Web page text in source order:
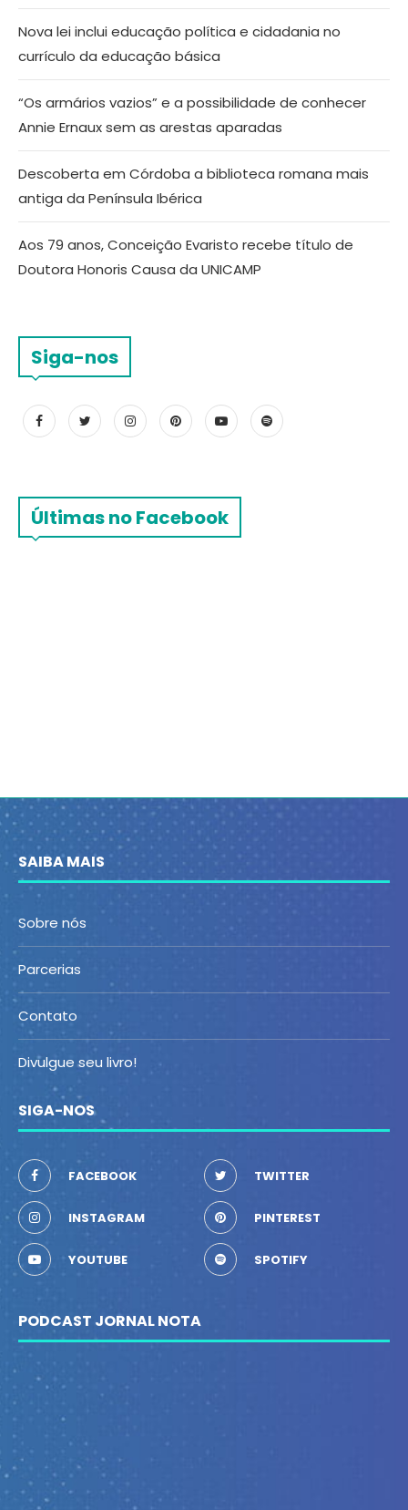
Nova lei inclui educação política e cidadania no
currículo da educação básica
“Os armários vazios” e a possibilidade de conhecer
Annie Ernaux sem as arestas aparadas
Descoberta em Córdoba a biblioteca romana mais
antiga da Península Ibérica
Aos 79 anos, Conceição Evaristo recebe título de
Doutora Honoris Causa da UNICAMP
Siga-nos
Últimas no Facebook
SAIBA MAIS
Sobre nós
Parcerias
Contato
Divulgue seu livro!
SIGA-NOS
FACEBOOK TWITTER
INSTAGRAM PINTEREST
YOUTUBE SPOTIFY
PODCAST JORNAL NOTA